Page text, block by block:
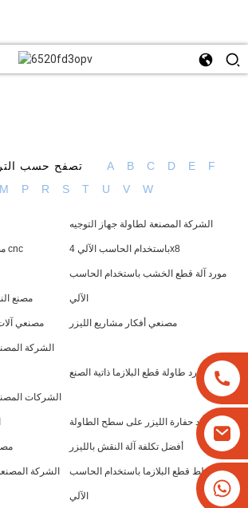
تصفح حسب A B C D E
F
M P R S T U V W
مصنع ماكينات القطع بالليزر cnc
الشركة المصنعة لطاولة جهاز التوجيه
باستخدام الحاسب الآلي 4x8
مصنع
مورد آلة قطع الخشب باستخدام الحاسب
الآلي
مصنعي مصنعي أفكار مشاريع الليزر
الشركة
مورد طاولة قطع البلازما ذاتية الصنع
الشركات
مورد حفارة الليزر على سطح الطاولة
أفضل تكلفة آلة النقش بالليزر
الشركة مصانع خطط قطع البلازما باستخدام الحاسب
الآلي